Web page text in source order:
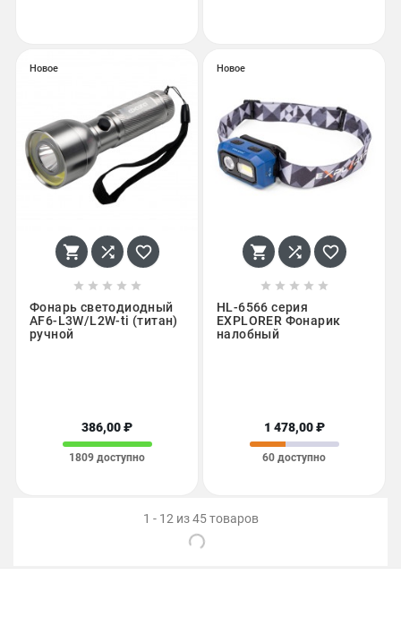
Новое
  
    
Фонарь светодиодный
AF6-L3W/L2W-ti (титан)
ручной
386,00 ₽
1809 доступно
Новое
  
    
HL-6566 серия
EXPLORER Фонарик
налобный
1 478,00 ₽
60 доступно
1 - 12 из 45 товаров